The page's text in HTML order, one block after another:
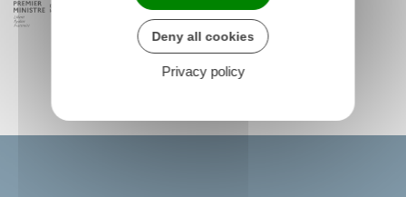
Deny all cookies
Privacy policy